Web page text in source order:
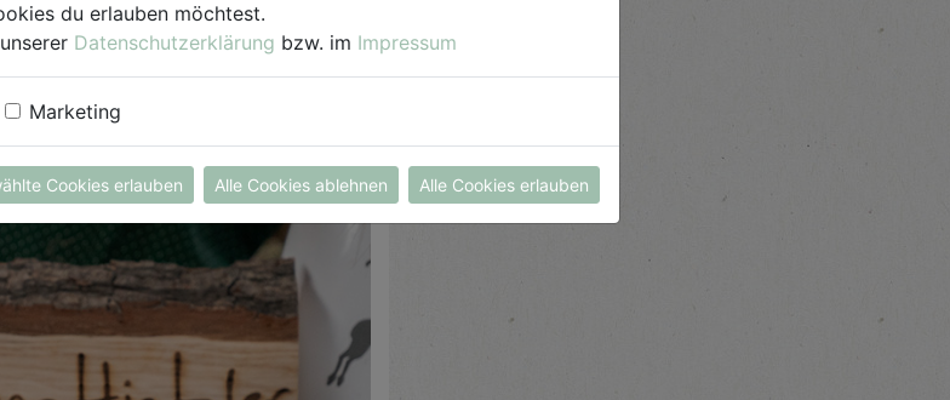
werden. Seine Konsistenz ist
verwendet werden.
du erlauben möchtest.
Datenschutzerklärung bzw. im Impressum
Marketing
Cookies erlauben Alle Cookies ablehnen Alle Cookies erlauben